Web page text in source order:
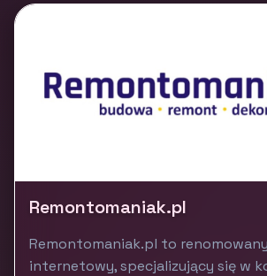
Remontomaniak.pl
Remontomaniak.pl to
internetowy, specjalizujący się w